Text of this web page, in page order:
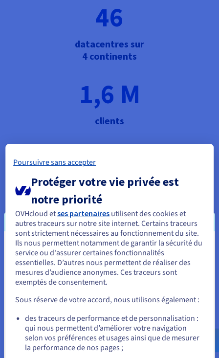
46
datacentres sur
4 continents
1,6 M
clients
140
pays
100 Tb/s
Bande passante
réseau
Vous semblez être localisé en États-
Unis.
Pour commander, rendez-vous sur le site de votre pays (États-
Allez sur le site États-Unis
us.ovhcloud.com/
Anglais USD - $
ou
Poursuivre sans accepter
Protéger votre vie privée est
notre priorité
OVHcloud etses partenaires utilisent des cookies et
autres traceurs sur notre site internet. Certains traceurs
sont strictement nécessaires au fonctionnement du site.
Ils nous permettent notamment de garantir la sécurité du
service ou d'assurer certaines fonctionnalités
essentielles. D’autres nous permettent de réaliser des
mesures d’audience anonymes. Ces traceurs sont
exemptés de consentement.
Sous réserve de votre accord, nous utilisons également :
des traceurs de performance et de personnalisation :
qui nous permettent d’améliorer votre navigation
selon vos préférences et usages ainsi que de mesurer
la performance de nos pages ;